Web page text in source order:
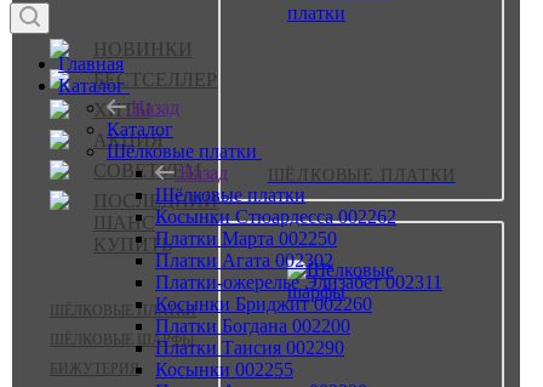
НОВИНКИ
БЕСТСЕЛЛЕР
ХИТЫ
АКЦИЯ
СОВЕТУЕМ
ПОСЛЕДНИЙ
ШАНС
КУПИТЬ
ШЁЛКОВЫЕ ПЛАТКИ
ШЁЛКОВЫЕ ШАРФЫ
БИЖУТЕРИЯ
ШЁЛКОВЫЕ ПЛАТКИ
Главная
Каталог
Назад
Каталог
Шёлковые платки
Назад
Шёлковые платки
Косынки Стюардесса 002262
Платки Марта 002250
Платки Агата 002302
Платки-ожерелье Элизабет 002311
Косынки Бриджит 002260
Платки Богдана 002200
Платки Таисия 002290
Косынки 002255